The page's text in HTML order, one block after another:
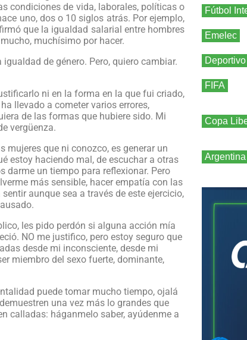
condiciones de vida, laborales, políticas o
uno, dos o 10 siglos atrás. Por ejemplo,
que la igualdad salarial entre hombres
muchísimo por hacer.
de género. Pero, quiero cambiar.
ni en la forma en la que fui criado,
llevado a cometer varios errores,
de las formas que hubiere sido. Mi
vergüenza.
mujeres que ni conozco, es generar un
estoy haciendo mal, de escuchar a otras
darme un tiempo para reflexionar. Pero
más sensible, hacer empatía con las
aunque sea a través de este ejercicio,
les pido perdón si alguna acción mía
NO me justifico, pero estoy seguro que
desde mi inconsciente, desde mi
miembro del sexo fuerte, dominante,
puede tomar mucho tiempo, ojalá
una vez más lo grandes que
calladas: háganmelo saber, ayúdenme a
Fútbol
Emelec
FIFA
Copa
Argentina